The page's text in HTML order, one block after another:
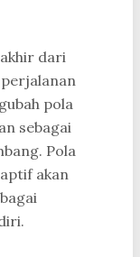
dari
pola
sebagai
Pola
akan